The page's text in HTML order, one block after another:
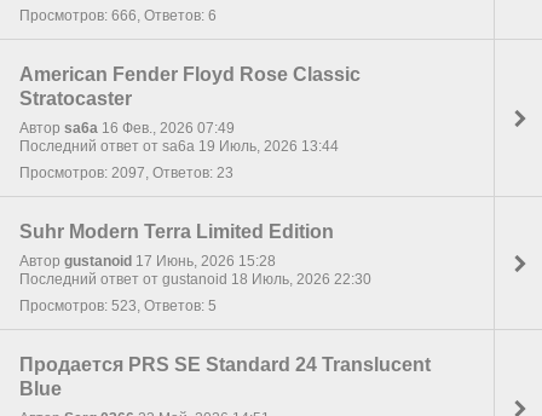
Просмотров: 666, Ответов: 6
American Fender Floyd Rose Classic
Stratocaster
Автор sa6a 16 Фев., 2026 07:49
Последний ответ от sa6a 19 Июль, 2026 13:44
Просмотров: 2097, Ответов: 23
Suhr Modern Terra Limited Edition
Автор gustanoid 17 Июнь, 2026 15:28
Последний ответ от gustanoid 18 Июль, 2026 22:30
Просмотров: 523, Ответов: 5
Продается PRS SE Standard 24 Translucent
Blue